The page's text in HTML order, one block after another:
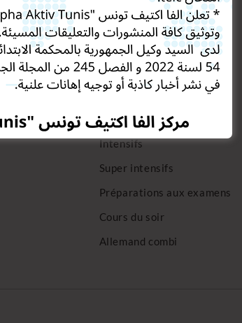
Nos Cours
Elémentaires
Avancés
Autonomes
Intensifs
Super intensifs
Préparations aux examens
Cours du soir
Allemand combi